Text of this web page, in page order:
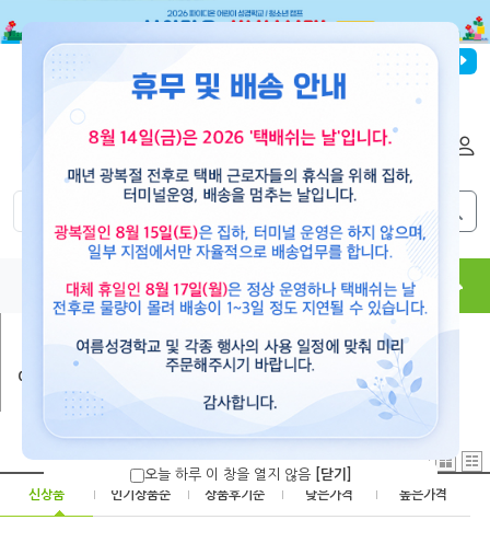
파이디온선교회
도서 뮤직 용품 현수막 콘텐츠
어린이/청소년도서
신상품 | 인기상품순 | 상품후기순 | 낮은가격 | 높은가격
오늘 하루 이 창을 열지 않음 [닫기]